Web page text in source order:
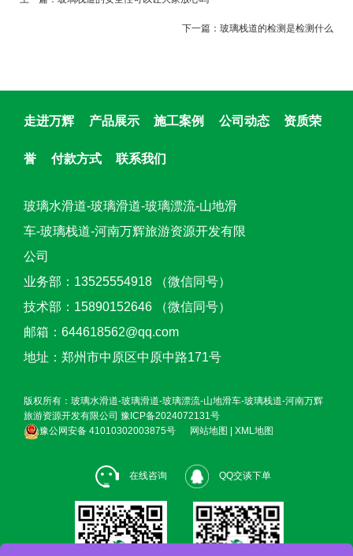
下一篇： 玻璃栈道的检测是检测什么
走进万辉 产品展示 施工案例 公司动态 资质荣
誉 付款方式 联系我们
玻璃水滑道-玻璃滑道-玻璃漂流-山地滑
车-玻璃栈道-河南万辉旅游资源开发有限
公司
业务部：13525554918 （微信同号）
技术部：15890152646 （微信同号）
邮箱：644618562@qq.com
地址：郑州市中原区中原中路171号
版权所有：玻璃水滑道-玻璃滑道-玻璃漂流-山地滑车-玻璃栈道-河南万辉
旅游资源开发有限公司 豫ICP备2024072131号
豫公网安备 41010302003875号
网站地图 | XML地图
在线咨询 QQ交谈下单